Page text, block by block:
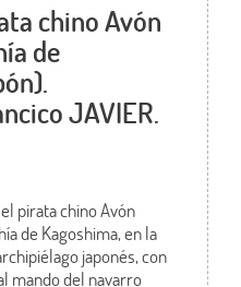
chino Avón
de
JAVIER.
pirata chino Avón
de Kagoshima, en la
japonés, con
mando del navarro